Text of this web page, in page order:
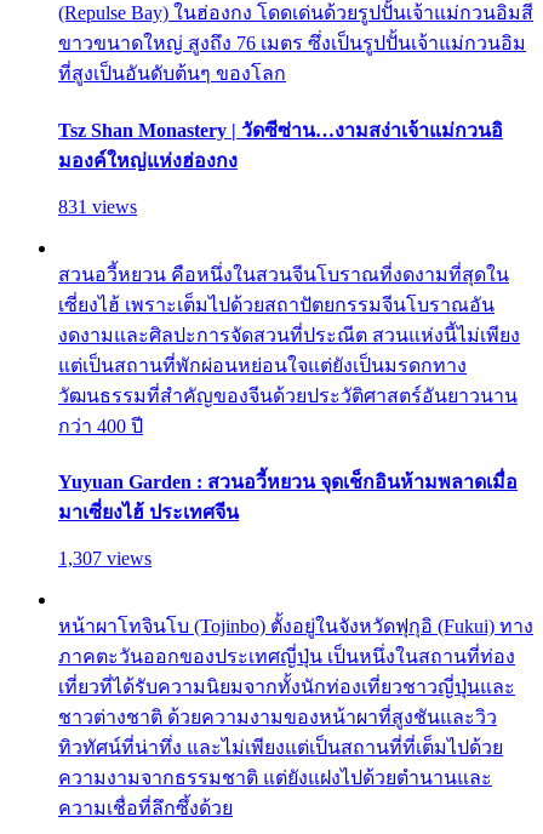
(Repulse Bay) ในฮ่องกง โดดเด่นด้วยรูปปั้นเจ้าแม่กวนอิมสี
ขาวขนาดใหญ่ สูงถึง 76 เมตร ซึ่งเป็นรูปปั้นเจ้าแม่กวนอิม
ที่สูงเป็นอันดับต้นๆ ของโลก
Tsz Shan Monastery | วัดซีซ่าน…งามสง่าเจ้าแม่กวนอิ
มองค์ใหญ่แห่งฮ่องกง
831 views
สวนอวี้หยวน คือหนึ่งในสวนจีนโบราณที่งดงามที่สุดใน
เซี่ยงไฮ้ เพราะเต็มไปด้วยสถาปัตยกรรมจีนโบราณอัน
งดงามและศิลปะการจัดสวนที่ประณีต สวนแห่งนี้ไม่เพียง
แต่เป็นสถานที่พักผ่อนหย่อนใจแต่ยังเป็นมรดกทาง
วัฒนธรรมที่สำคัญของจีนด้วยประวัติศาสตร์อันยาวนาน
กว่า 400 ปี
Yuyuan Garden : สวนอวี้หยวน จุดเช็กอินห้ามพลาดเมื่อ
มาเซี่ยงไฮ้ ประเทศจีน
1,307 views
หน้าผาโทจินโบ (Tojinbo) ตั้งอยู่ในจังหวัดฟุกุอิ (Fukui) ทาง
ภาคตะวันออกของประเทศญี่ปุ่น เป็นหนึ่งในสถานที่ท่อง
เที่ยวที่ได้รับความนิยมจากทั้งนักท่องเที่ยวชาวญี่ปุ่นและ
ชาวต่างชาติ ด้วยความงามของหน้าผาที่สูงชันและวิว
ทิวทัศน์ที่น่าทึ่ง และไม่เพียงแต่เป็นสถานที่ที่เต็มไปด้วย
ความงามจากธรรมชาติ แต่ยังแฝงไปด้วยตำนานและ
ความเชื่อที่ลึกซึ้งด้วย